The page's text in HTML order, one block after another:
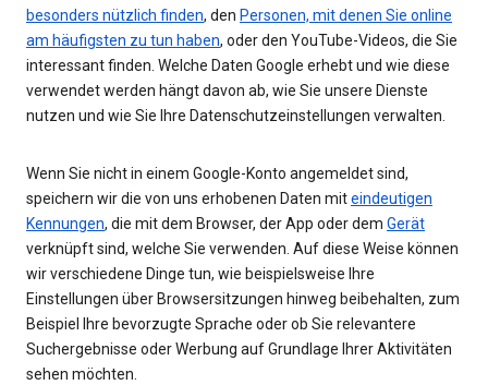
besonders nützlich finden, den Personen, mit denen Sie online
am häufigsten zu tun haben, oder den YouTube-Videos, die Sie
interessant finden. Welche Daten Google erhebt und wie diese
verwendet werden hängt davon ab, wie Sie unsere Dienste
nutzen und wie Sie Ihre Datenschutzeinstellungen verwalten.
Wenn Sie nicht in einem Google-Konto angemeldet sind,
speichern wir die von uns erhobenen Daten miteindeutigen
Kennungen, die mit dem Browser, der App oder dem Gerät
verknüpft sind, welche Sie verwenden. Auf diese Weise können
wir verschiedene Dinge tun, wie beispielsweise Ihre
Einstellungen über Browsersitzungen hinweg beibehalten, zum
Beispiel Ihre bevorzugte Sprache oder ob Sie relevantere
Suchergebnisse oder Werbung auf Grundlage Ihrer Aktivitäten
sehen möchten.